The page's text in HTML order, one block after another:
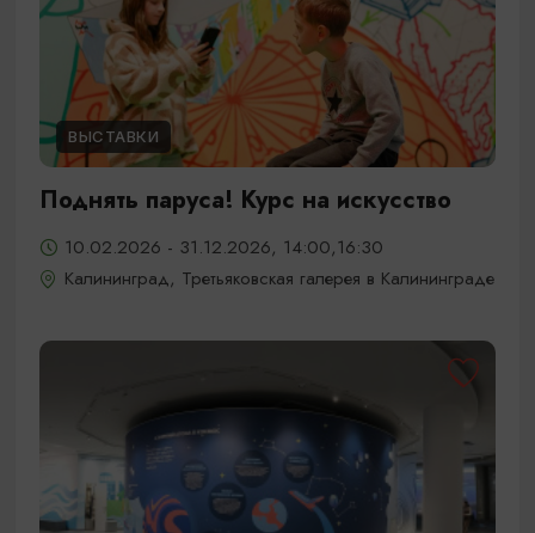
ВЫСТАВКИ
Поднять паруса! Курс на искусство
10.02.2026 - 31.12.2026, 14:00,16:30
Калининград, Третьяковская галерея в Калининграде